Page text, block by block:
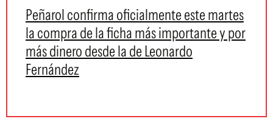
Peñarol confirma oficialmente este martes
la compra de la ficha más importante y por
más dinero desde la de Leonardo
Fernández